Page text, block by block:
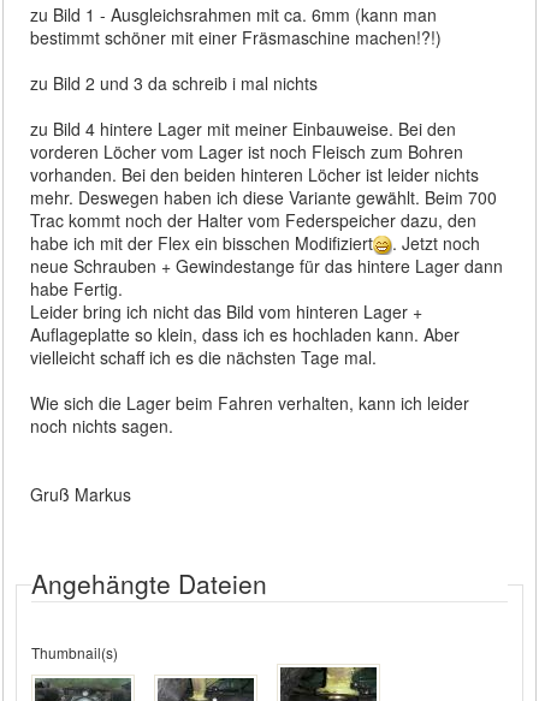
zu Bild 1 - Ausgleichsrahmen mit ca. 6mm (kann man
bestimmt schöner mit einer Fräsmaschine machen!?!)
zu Bild 2 und 3 da schreib i mal nichts
zu Bild 4 hintere Lager mit meiner Einbauweise. Bei den
vorderen Löcher vom Lager ist noch Fleisch zum Bohren
vorhanden. Bei den beiden hinteren Löcher ist leider nichts
mehr. Deswegen haben ich diese Variante gewählt. Beim 700
Trac kommt noch der Halter vom Federspeicher dazu, den
habe ich mit der Flex ein bisschen Modifiziert
. Jetzt noch
neue Schrauben + Gewindestange für das hintere Lager dann
habe Fertig.
Leider bring ich nicht das Bild vom hinteren Lager +
Auflageplatte so klein, dass ich es hochladen kann. Aber
vielleicht schaff ich es die nächsten Tage mal.
Wie sich die Lager beim Fahren verhalten, kann ich leider
noch nichts sagen.
Gruß Markus
Angehängte Dateien
Thumbnail(s)